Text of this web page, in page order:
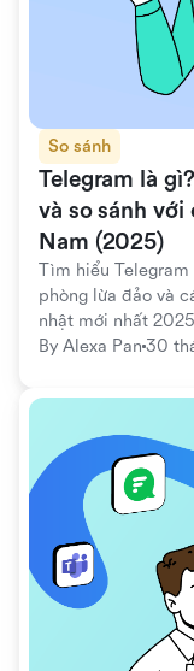
So sánh
Telegram là
và so sánh
Nam (2025)
Tìm hiểu
phòng lừa đảo và
nhật mới nhất
By Alexa Pan 30